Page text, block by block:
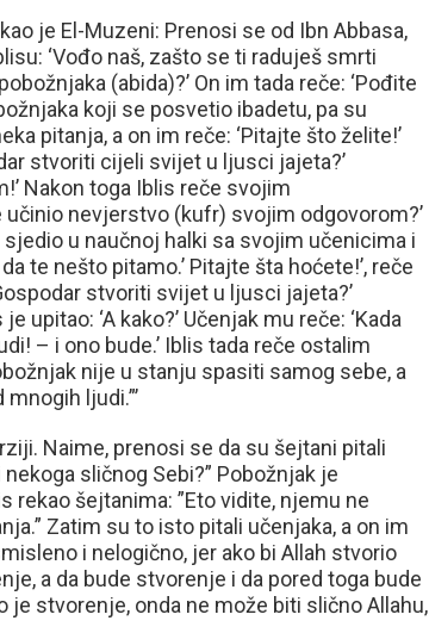
je El-Muzeni: Prenosi se od Ibn Abbasa,
‘Vođo naš, zašto se ti raduješ smrti
(abida)?’ On im tada reče: ‘Pođite
koji se posvetio ibadetu, pa su
pitanja, a on im reče: ‘Pitajte što želite!’
stvoriti cijeli svijet u ljusci jajeta?’
Nakon toga Iblis reče svojim
učinio nevjerstvo (kufr) svojim odgovorom?’
u naučnoj halki sa svojim učenicima i
te nešto pitamo.’ Pitajte šta hoćete!’, reče
stvoriti svijet u ljusci jajeta?’
upitao: ‘A kako?’ Učenjak mu reče: ‘Kada
– i ono bude.’ Iblis tada reče ostalim
nije u stanju spasiti samog sebe, a
ljudi.”’
Naime, prenosi se da su šejtani pitali
sličnog Sebi?” Pobožnjak je
rekao šejtanima: ”Eto vidite, njemu ne
Zatim su to isto pitali učenjaka, a on im
i nelogično, jer ako bi Allah stvorio
a da bude stvorenje i da pored toga bude
je stvorenje, onda ne može biti slično Allahu,